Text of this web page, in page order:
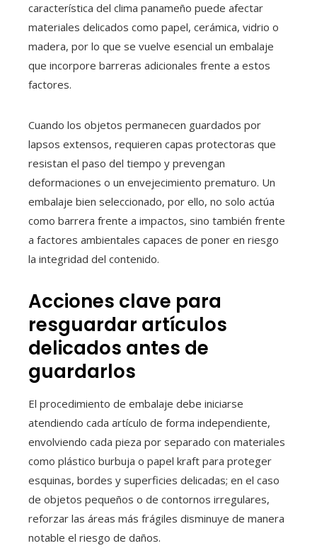
característica del clima panameño puede afectar
materiales delicados como papel, cerámica, vidrio o
madera, por lo que se vuelve esencial un embalaje
que incorpore barreras adicionales frente a estos
factores.
Cuando los objetos permanecen guardados por
lapsos extensos, requieren capas protectoras que
resistan el paso del tiempo y prevengan
deformaciones o un envejecimiento prematuro. Un
embalaje bien seleccionado, por ello, no solo actúa
como barrera frente a impactos, sino también frente
a factores ambientales capaces de poner en riesgo
la integridad del contenido.
Acciones clave para
resguardar artículos
delicados antes de
guardarlos
El procedimiento de embalaje debe iniciarse
atendiendo cada artículo de forma independiente,
envolviendo cada pieza por separado con materiales
como plástico burbuja o papel kraft para proteger
esquinas, bordes y superficies delicadas; en el caso
de objetos pequeños o de contornos irregulares,
reforzar las áreas más frágiles disminuye de manera
notable el riesgo de daños.